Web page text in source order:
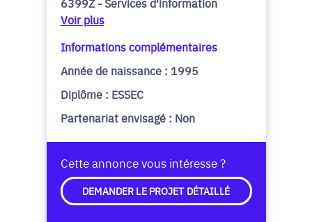
Voir plus
Informations complémentaires
Année de naissance : 1995
Diplôme : ESSEC
Partenariat envisagé : Non
Cette annonce vous intéresse ?
DEMANDER LE PROJET DÉTAILLÉ